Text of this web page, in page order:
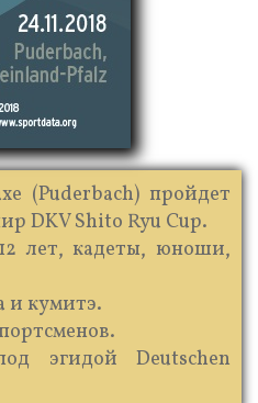
(Puderbach) пройдет
DKV Shito Ryu Cup.
лет, кадеты, юноши,
и кумитэ.
эгидой Deutschen